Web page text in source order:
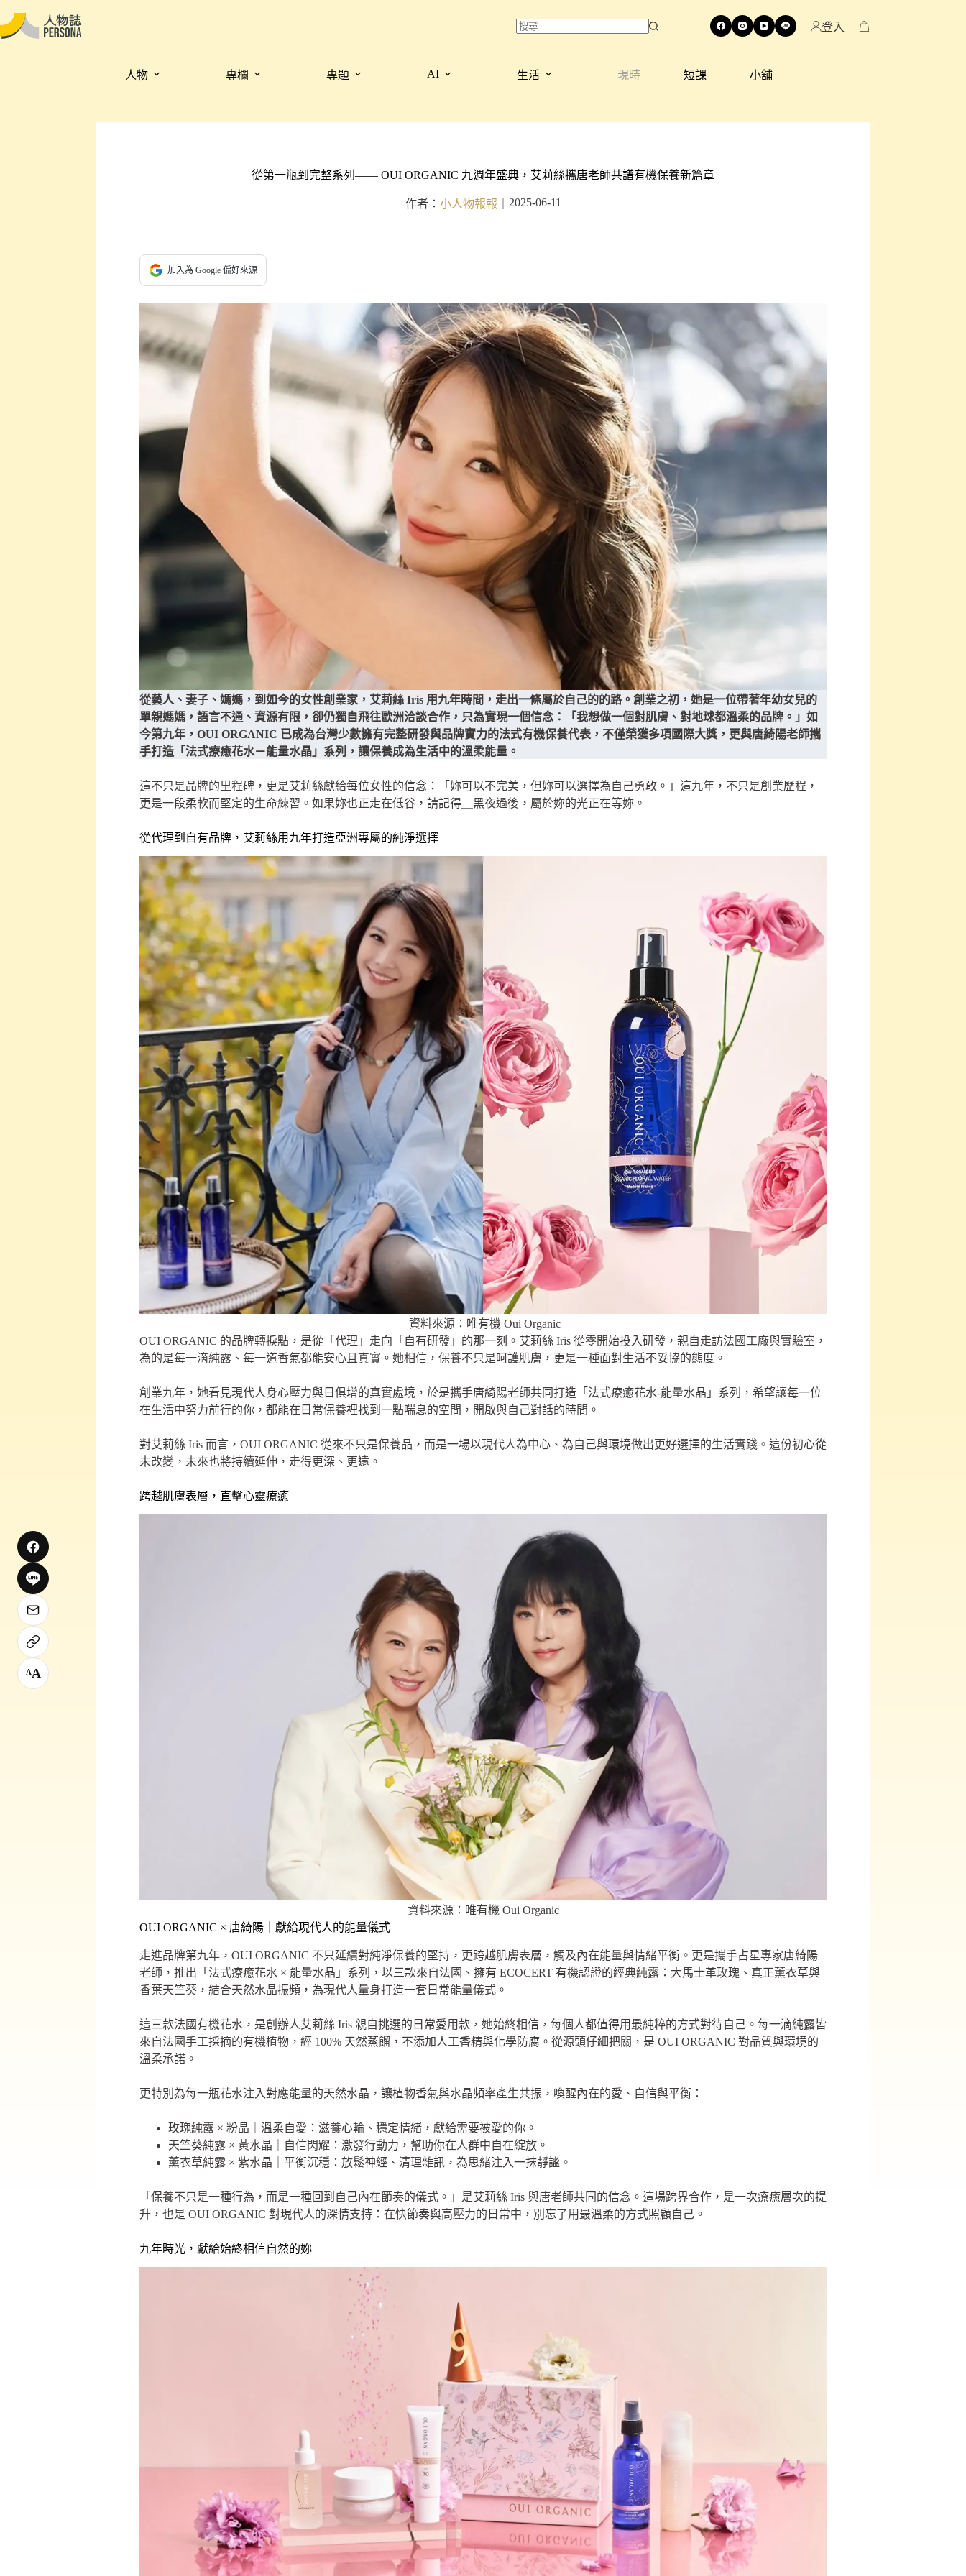
登入
人物 專欄 專題 AI 生活 現時 短課 小舖
從第一瓶到完整系列—— OUI ORGANIC 九週年盛典，艾莉絲攜唐老師共譜有機保養新篇章
作者： 小人物報報 2025-06-11
加入為 Google 偏好來源
從藝人、妻子、媽媽，到如今的女性創業家，艾莉絲 Iris 用九年時間，走出一條屬於自己的的路。創業之初，她是一位帶著年幼女兒的
單親媽媽，語言不通、資源有限，卻仍獨自飛往歐洲洽談合作，只為實現一個信念：「我想做一個對肌膚、對地球都溫柔的品牌。」如
今第九年，OUI ORGANIC 已成為台灣少數擁有完整研發與品牌實力的法式有機保養代表，不僅榮獲多項國際大獎，更與唐綺陽老師攜
手打造「法式療癒花水－能量水晶」系列，讓保養成為生活中的溫柔能量。
這不只是品牌的里程碑，更是艾莉絲獻給每位女性的信念：「妳可以不完美，但妳可以選擇為自己勇敢。」這九年，不只是創業歷程，
更是一段柔軟而堅定的生命練習。如果妳也正走在低谷，請記得＿黑夜過後，屬於妳的光正在等妳。
從代理到自有品牌，艾莉絲用九年打造亞洲專屬的純淨選擇
資料來源：唯有機 Oui Organic
OUI ORGANIC 的品牌轉捩點，是從「代理」走向「自有研發」的那一刻。艾莉絲 Iris 從零開始投入研發，親自走訪法國工廠與實驗室，
為的是每一滴純露、每一道香氣都能安心且真實。她相信，保養不只是呵護肌膚，更是一種面對生活不妥協的態度。
創業九年，她看見現代人身心壓力與日俱增的真實處境，於是攜手唐綺陽老師共同打造「法式療癒花水-能量水晶」系列，希望讓每一位
在生活中努力前行的你，都能在日常保養裡找到一點喘息的空間，開啟與自己對話的時間。
對艾莉絲 Iris 而言，OUI ORGANIC 從來不只是保養品，而是一場以現代人為中心、為自己與環境做出更好選擇的生活實踐。這份初心從
未改變，未來也將持續延伸，走得更深、更遠。
跨越肌膚表層，直擊心靈療癒
資料來源：唯有機 Oui Organic
OUI ORGANIC × 唐綺陽｜獻給現代人的能量儀式
走進品牌第九年，OUI ORGANIC 不只延續對純淨保養的堅持，更跨越肌膚表層，觸及內在能量與情緒平衡。更是攜手占星專家唐綺陽
老師，推出「法式療癒花水 × 能量水晶」系列，以三款來自法國、擁有 ECOCERT 有機認證的經典純露：大馬士革玫瑰、真正薰衣草與
香葉天竺葵，結合天然水晶振頻，為現代人量身打造一套日常能量儀式。
這三款法國有機花水，是創辦人艾莉絲 Iris 親自挑選的日常愛用款，她始終相信，每個人都值得用最純粹的方式對待自己。每一滴純露皆
來自法國手工採摘的有機植物，經 100% 天然蒸餾，不添加人工香精與化學防腐。從源頭仔細把關，是 OUI ORGANIC 對品質與環境的
溫柔承諾。
更特別為每一瓶花水注入對應能量的天然水晶，讓植物香氣與水晶頻率產生共振，喚醒內在的愛、自信與平衡：
玫瑰純露 × 粉晶｜溫柔自愛：滋養心輪、穩定情緒，獻給需要被愛的你。
天竺葵純露 × 黃水晶｜自信閃耀：激發行動力，幫助你在人群中自在綻放。
薰衣草純露 × 紫水晶｜平衡沉穩：放鬆神經、清理雜訊，為思緒注入一抹靜謐。
「保養不只是一種行為，而是一種回到自己內在節奏的儀式。」是艾莉絲 Iris 與唐老師共同的信念。這場跨界合作，是一次療癒層次的提
升，也是 OUI ORGANIC 對現代人的深情支持：在快節奏與高壓力的日常中，別忘了用最溫柔的方式照顧自己。
九年時光，獻給始終相信自然的妳
AA